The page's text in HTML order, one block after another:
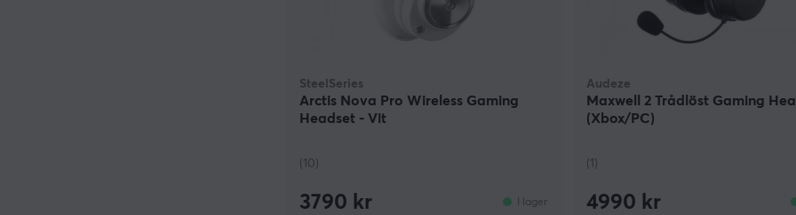
SteelSeries
Arctis Nova Pro Wireless Gaming
Headset - Vit
(10)
3790 kr I lager
Audeze
Maxwell 2 Trådlöst Gaming
(Xbox/PC)
(1)
4990 kr